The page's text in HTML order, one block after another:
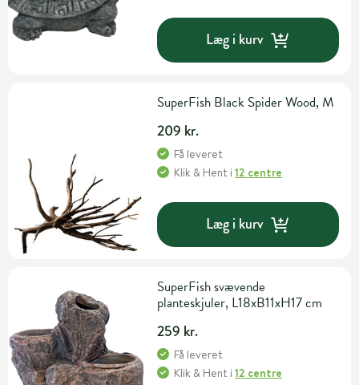
Læg i kurv
SuperFish Black Spider Wood, M
209 kr.
Få leveret
Klik & Hent i12 centre
Læg i kurv
SuperFish svævende
planteskjuler, L18xB11xH17 cm
259 kr.
Få leveret
Klik & Hent i12 centre